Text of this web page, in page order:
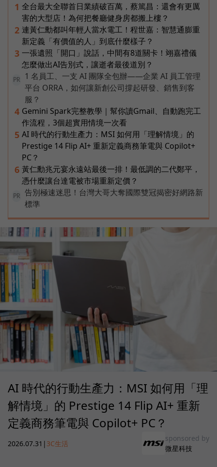
1 全台最大全聯首日業績破百萬，蔡篤昌：還會有更厲
害的大型店！為何把餐廳健身房都搬上樓？
2 連黃仁勳都叫年輕人當水電工！程世嘉：智慧通膨重
新定義「有價值的人」到底什麼樣子？
3 一張遺照「開口」說話，中間有8道關卡！翊嘉禮儀
怎麼做出AI告別式，讓逝者最後道別？
PR
1 名員工、一支 AI 團隊全包辦——企業 AI 員工管理
平台 ORRA，如何讓新創公司撐起研發、銷售到客
服？
4 Gemini Spark完整教學｜幫你讀Gmail、自動跑完工
作流程，3個超實用情境一次看
5 AI 時代的行動生產力：MSI 如何用「理解情境」的
Prestige 14 Flip AI+ 重新定義商務筆電與 Copilot+
PC？
6 黃仁勳兆元宴永遠站最後一排！最低調的二代鄭平，
憑什麼讓台達電被市場重新定價？
PR
告別極速迷思！台灣大哥大奪國際雙冠揭密好網路新
標準
AI 時代的行動生產力：MSI 如何用「理
解情境」的 Prestige 14 Flip AI+ 重新
定義商務筆電與 Copilot+ PC？
2026.07.31 | 3C生活
sponsored by
微星科技